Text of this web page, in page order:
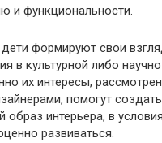
и функциональности.
формируют свои
в культурной либо
их интересы,
помогут
интерьера, в
развиваться.